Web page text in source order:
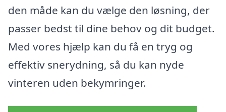
den måde kan du vælge den løsning, der
passer bedst til dine behov og dit budget.
Med vores hjælp kan du få en tryg og
effektiv snerydning, så du kan nyde
vinteren uden bekymringer.